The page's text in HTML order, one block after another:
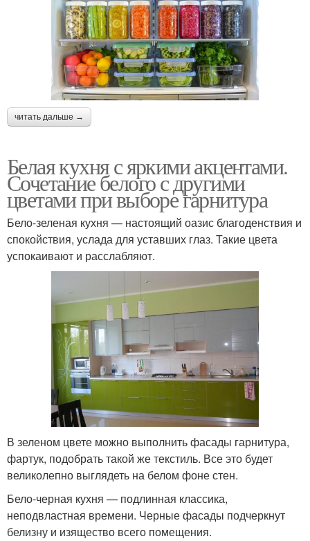
читать дальше →
Белая кухня с яркими акцентами.
Сочетание белого с другими
цветами при выборе гарнитура
Бело-зеленая кухня — настоящий оазис благоденствия и
спокойствия, услада для уставших глаз. Такие цвета
успокаивают и расслабляют.
В зеленом цвете можно выполнить фасады гарнитура,
фартук, подобрать такой же текстиль. Все это будет
великолепно выглядеть на белом фоне стен.
Бело-черная кухня — подлинная классика,
неподвластная времени. Черные фасады подчеркнут
белизну и изящество всего помещения.